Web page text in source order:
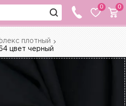
0 0
плотный
цвет черный